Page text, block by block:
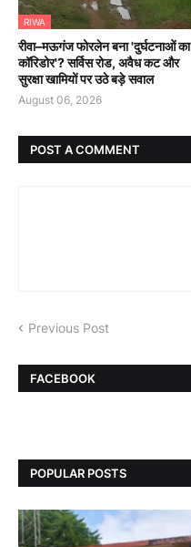
RIWA
रीवा–मऊगंज फोरलेन बना 'दुर्घटनाओं का
कॉरिडोर'? सर्विस रोड, अवैध कट और
सुरक्षा खामियों पर उठे बड़े सवाल
August 06, 2026
POST A COMMENT
Previous Post
FACEBOOK
POPULAR POSTS